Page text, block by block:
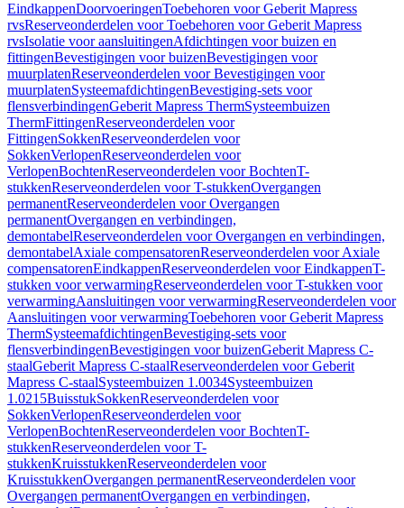
EindkappenDoorvoeringenToebehoren voor Geberit Mapress
rvsReserveonderdelen voor Toebehoren voor Geberit Mapress
rvsIsolatie voor aansluitingenAfdichtingen voor buizen en
fittingenBevestigingen voor buizenBevestigingen voor
muurplatenReserveonderdelen voor Bevestigingen voor
muurplatenSysteemafdichtingenBevestiging-sets voor
flensverbindingenGeberit Mapress ThermSysteembuizen
ThermFittingenReserveonderdelen voor
FittingenSokkenReserveonderdelen voor
SokkenVerlopenReserveonderdelen voor
VerlopenBochtenReserveonderdelen voor BochtenT-
stukkenReserveonderdelen voor T-stukkenOvergangen
permanentReserveonderdelen voor Overgangen
permanentOvergangen en verbindingen,
demontabelReserveonderdelen voor Overgangen en verbindingen,
demontabelAxiale compensatorenReserveonderdelen voor Axiale
compensatorenEindkappenReserveonderdelen voor EindkappenT-
stukken voor verwarmingReserveonderdelen voor T-stukken voor
verwarmingAansluitingen voor verwarmingReserveonderdelen voor
Aansluitingen voor verwarmingToebehoren voor Geberit Mapress
ThermSysteemafdichtingenBevestiging-sets voor
flensverbindingenBevestigingen voor buizenGeberit Mapress C-
staalGeberit Mapress C-staalReserveonderdelen voor Geberit
Mapress C-staalSysteembuizen 1.0034Systeembuizen
1.0215BuisstukSokkenReserveonderdelen voor
SokkenVerlopenReserveonderdelen voor
VerlopenBochtenReserveonderdelen voor BochtenT-
stukkenReserveonderdelen voor T-
stukkenKruisstukkenReserveonderdelen voor
KruisstukkenOvergangen permanentReserveonderdelen voor
Overgangen permanentOvergangen en verbindingen,